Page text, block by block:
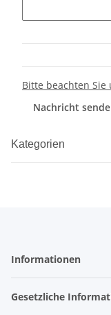
Bitte beachten
Nachricht
Kategorien
Informationen
Gesetzliche